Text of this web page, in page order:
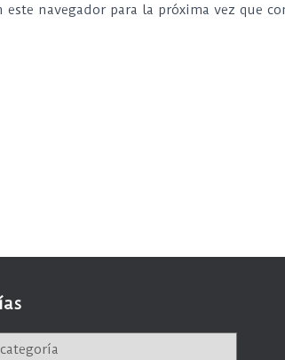
navegador para la próxima vez que